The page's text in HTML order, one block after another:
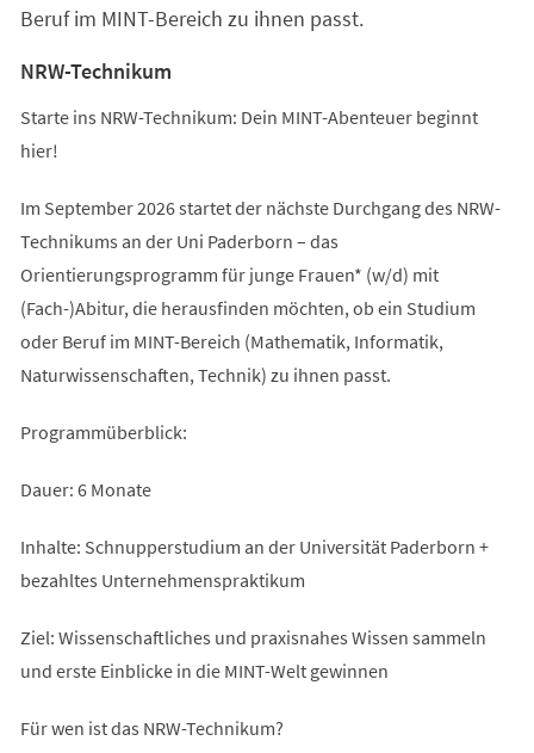
Beruf im MINT-Bereich zu ihnen passt.
NRW-Technikum
Starte ins NRW-Technikum: Dein MINT-Abenteuer beginnt
hier!
Im September 2026 startet der nächste Durchgang des NRW-
Technikums an der Uni Paderborn – das
Orientierungsprogramm für junge Frauen* (w/d) mit
(Fach-)Abitur, die herausfinden möchten, ob ein Studium
oder Beruf im MINT-Bereich (Mathematik, Informatik,
Naturwissenschaften, Technik) zu ihnen passt.
Programmüberblick:
Dauer: 6 Monate
Inhalte: Schnupperstudium an der Universität Paderborn +
bezahltes Unternehmenspraktikum
Ziel: Wissenschaftliches und praxisnahes Wissen sammeln
und erste Einblicke in die MINT-Welt gewinnen
Für wen ist das NRW-Technikum?